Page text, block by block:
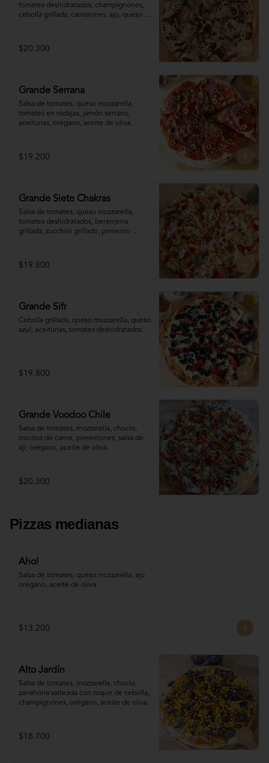
tomates deshidratados, champignones,
cebolla grillada, camarones, ajo, queso
$20.300
Grande Serrana
Salsa de tomates, queso mozzarella,
tomates en rodajas, jamón serrano,
aceitunas, orégano, aceite de oliva.
$19.200
Grande Siete Chakras
Salsa de tomates, queso mozzarella,
tomates deshidratados, berenjena
grillada, zucchini grillado, pimiento
$19.800
Grande Sifr
Cebolla grillada, queso muzzarella, queso
azul, aceitunas, tomates deshidratados.
$19.800
Grande Voodoo Chile
Salsa de tomates, mozzarella, choclo,
trocitos de carne, pimentones, salsa de
ají, orégano, aceite de oliva.
$20.300
Pizzas medianas
Aho!
Salsa de tomates, queso mozzarella, ajo
orégano, aceite de oliva.
$13.200
Alto Jardín
Salsa de tomates, mozzarella, choclo,
zanahoria salteada con toque de cebolla,
champignones, orégano, aceite de oliva.
$18.700